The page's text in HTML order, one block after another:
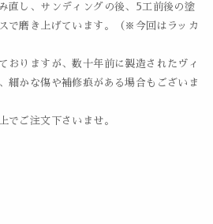
直し、サンディングの後、5工前後の塗
で磨き上げています。（※今回はラッカ
おりますが、数十年前に製造されたヴィ
細かな傷や補修痕がある場合もございま
でご注文下さいませ。